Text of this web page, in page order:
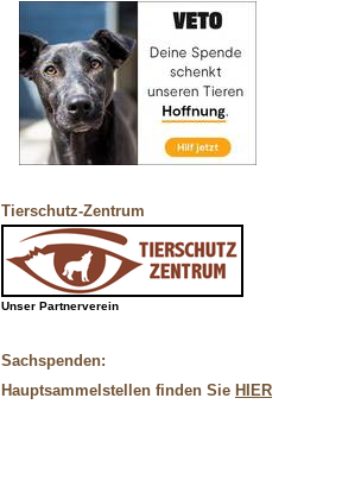
Tierschutz-Zentrum
Unser Partnerverein
Sachspenden:
Hauptsammelstellen finden Sie HIER